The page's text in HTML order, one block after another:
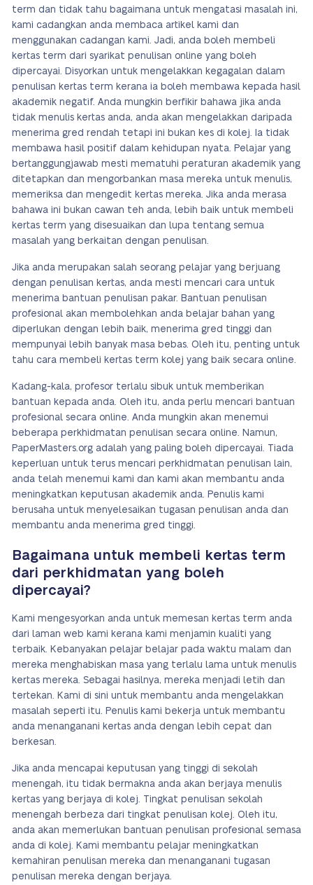
term dan tidak tahu bagaimana untuk mengatasi masalah ini,
kami cadangkan anda membaca artikel kami dan
menggunakan cadangan kami. Jadi, anda boleh membeli
kertas term dari syarikat penulisan online yang boleh
dipercayai. Disyorkan untuk mengelakkan kegagalan dalam
penulisan kertas term kerana ia boleh membawa kepada hasil
akademik negatif. Anda mungkin berfikir bahawa jika anda
tidak menulis kertas anda, anda akan mengelakkan daripada
menerima gred rendah tetapi ini bukan kes di kolej. Ia tidak
membawa hasil positif dalam kehidupan nyata. Pelajar yang
bertanggungjawab mesti mematuhi peraturan akademik yang
ditetapkan dan mengorbankan masa mereka untuk menulis,
memeriksa dan mengedit kertas mereka. Jika anda merasa
bahawa ini bukan cawan teh anda, lebih baik untuk membeli
kertas term yang disesuaikan dan lupa tentang semua
masalah yang berkaitan dengan penulisan.
Jika anda merupakan salah seorang pelajar yang berjuang
dengan penulisan kertas, anda mesti mencari cara untuk
menerima bantuan penulisan pakar. Bantuan penulisan
profesional akan membolehkan anda belajar bahan yang
diperlukan dengan lebih baik, menerima gred tinggi dan
mempunyai lebih banyak masa bebas. Oleh itu, penting untuk
tahu cara membeli kertas term kolej yang baik secara online.
Kadang-kala, profesor terlalu sibuk untuk memberikan
bantuan kepada anda. Oleh itu, anda perlu mencari bantuan
profesional secara online. Anda mungkin akan menemui
beberapa perkhidmatan penulisan secara online. Namun,
PaperMasters.org adalah yang paling boleh dipercayai. Tiada
keperluan untuk terus mencari perkhidmatan penulisan lain,
anda telah menemui kami dan kami akan membantu anda
meningkatkan keputusan akademik anda. Penulis kami
berusaha untuk menyelesaikan tugasan penulisan anda dan
membantu anda menerima gred tinggi.
Bagaimana untuk membeli kertas term
dari perkhidmatan yang boleh
dipercayai?
Kami mengesyorkan anda untuk memesan kertas term anda
dari laman web kami kerana kami menjamin kualiti yang
terbaik. Kebanyakan pelajar belajar pada waktu malam dan
mereka menghabiskan masa yang terlalu lama untuk menulis
kertas mereka. Sebagai hasilnya, mereka menjadi letih dan
tertekan. Kami di sini untuk membantu anda mengelakkan
masalah seperti itu. Penulis kami bekerja untuk membantu
anda menanganani kertas anda dengan lebih cepat dan
berkesan.
Jika anda mencapai keputusan yang tinggi di sekolah
menengah, itu tidak bermakna anda akan berjaya menulis
kertas yang berjaya di kolej. Tingkat penulisan sekolah
menengah berbeza dari tingkat penulisan kolej. Oleh itu,
anda akan memerlukan bantuan penulisan profesional semasa
anda di kolej. Kami membantu pelajar meningkatkan
kemahiran penulisan mereka dan menanganani tugasan
penulisan mereka dengan berjaya.